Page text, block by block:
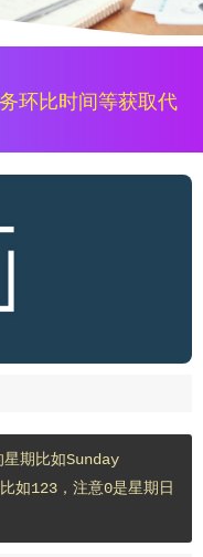
环比时间等获取代
期比如Sunday
123，注意0是星期日